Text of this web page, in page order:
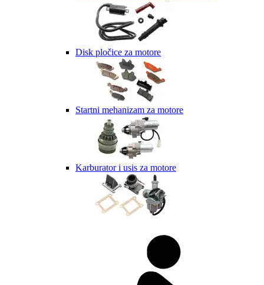
Disk pločice za motore
Startni mehanizam za motore
Karburator i usis za motore